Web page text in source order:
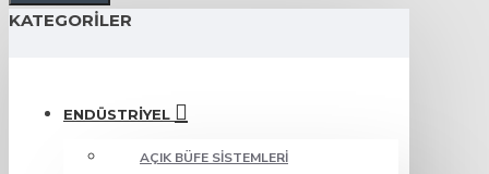
KATEGORILER
ENDÜSTRIYEL
AÇIK BÜFE SISTEMLERI